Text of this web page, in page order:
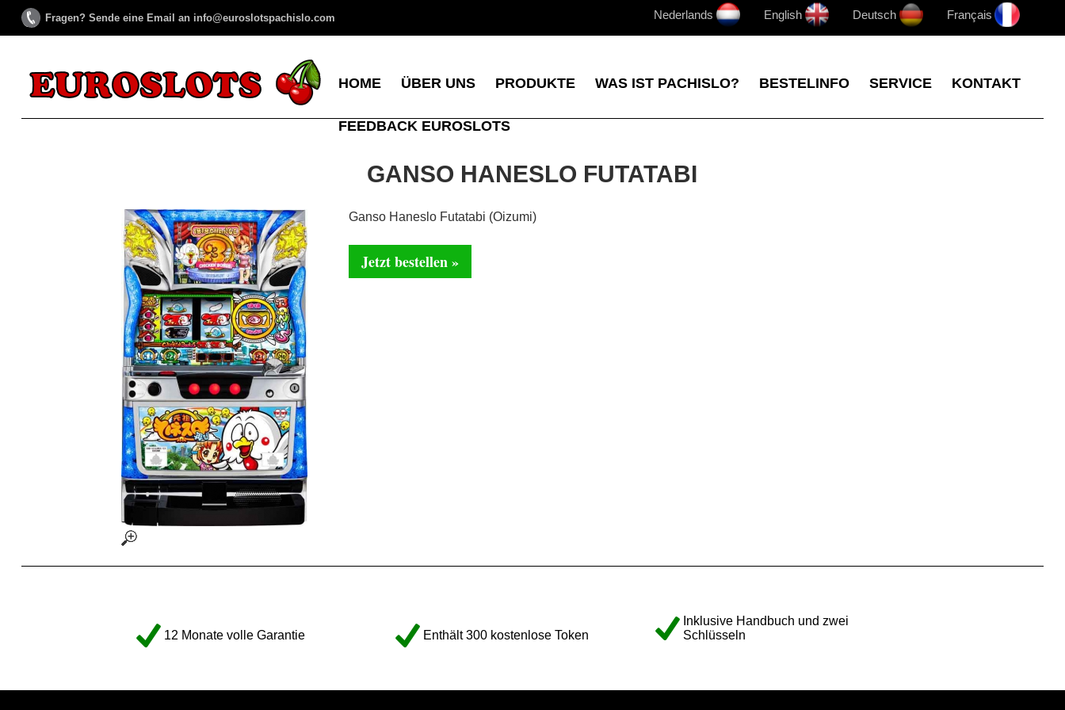
Fragen? Sende eine Email an info@euroslotspachislo.com Nederlands English Deutsch Français
HOME ÜBER UNS PRODUKTE WAS IST PACHISLO? BESTELINFO SERVICE KONTAKT
FEEDBACK EUROSLOTS
GANSO HANESLO FUTATABI
Ganso Haneslo Futatabi (Oizumi)
Jetzt bestellen »
12 Monate volle Garantie Enthält 300 kostenlose Token
Inklusive Handbuch und zwei
Schlüsseln